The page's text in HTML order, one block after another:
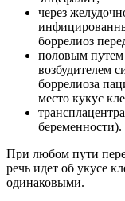
через
боррелиоз
половым путем
возбудителем
боррелиоза
место кукус
беременности).
При любом пути
речь идет об укусе
одинаковыми.